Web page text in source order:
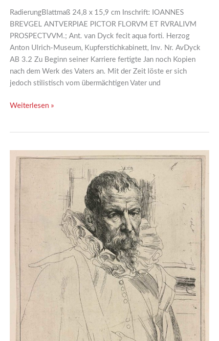
RadierungBlattmaß 24,8 x 15,9 cm Inschrift: IOANNES
BREVGEL ANTVERPIAE PICTOR FLORVM ET RVRALIVM
PROSPECTVVM.; Ant. van Dyck fecit aqua forti. Herzog
Anton Ulrich-Museum, Kupferstichkabinett, Inv. Nr. AvDyck
AB 3.2 Zu Beginn seiner Karriere fertigte Jan noch Kopien
nach dem Werk des Vaters an. Mit der Zeit löste er sich
jedoch stilistisch vom übermächtigen Vater und
Weiterlesen »
07
Bildnis
Pieter
J.,
1630/1641
Anton
van
Dyck
(1599
1641,
Inventor